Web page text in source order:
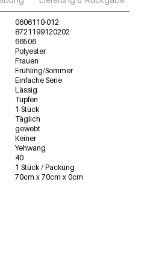
0606110-012
8721199120202
66506
Polyester
Frauen
Frühling/Sommer
Einfache Serie
Lässig
Tupfen
1 Stück
Täglich
gewebt
Keiner
Yehwang
40
1 Stück / Packung
70cm x 70cm x 0cm